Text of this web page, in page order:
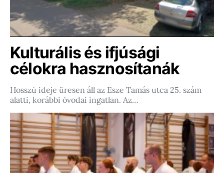
Kulturális és ifjúsági
célokra hasznosítanák
Hosszú ideje üresen áll az Esze Tamás utca 25. szám
alatti, korábbi óvodai ingatlan. Az…